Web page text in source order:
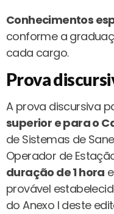
Conhecimentos
conforme a
cada cargo.
Prova
A prova discursiva
superior e para o
de Sistemas de
Operador de
duração de 1 hora
provável
do Anexo I deste